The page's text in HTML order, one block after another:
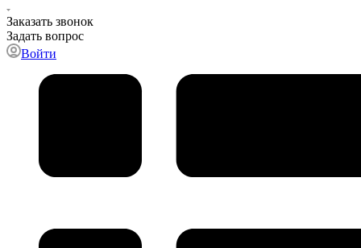
Заказать звонок
Задать вопрос
Войти